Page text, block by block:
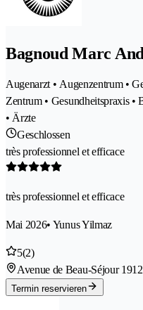
Bagnoud Marc
Augenarzt • Augenzentrum •
Zentrum • Gesundheitspraxis
• Ärzte
Geschlossen
très professionnel et efficace
très professionnel et efficace
Mai 2026• Yunus Yilmaz
5(2)
Avenue de Beau-Séjour 19
Termin reservieren